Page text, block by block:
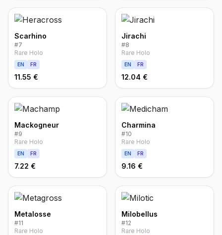
Scarhino
#7
Rare Holo
EN FR
11.55 €
Jirachi
#8
Rare Holo
EN FR
12.04 €
Mackogneur
#9
Rare Holo
EN FR
7.22 €
Charmina
#10
Rare Holo
EN FR
9.16 €
Metalosse
#11
Rare Holo
Milobellus
#12
Rare Holo